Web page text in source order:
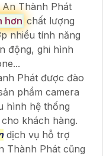
An Thành Phát
hơn chất lượng
nhiều tính năng
động, ghi hình
Phát được đào
phẩm camera
hình hệ thống
khách hàng.
dịch vụ hỗ trợ
Thành Phát cũng